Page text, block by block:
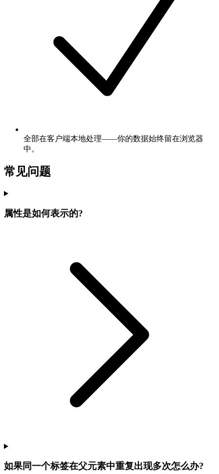
全部在客户端本地处理——你的数据始终留在浏览器
中。
常见问题
属性是如何表示的?
如果同一个标签在父元素中重复出现多次怎么办?